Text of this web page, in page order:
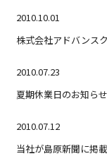
2010.10.01
株式会社アドバンス
2010.07.23
夏期休業日のお知らせ
2010.07.12
当社が島原新聞に掲